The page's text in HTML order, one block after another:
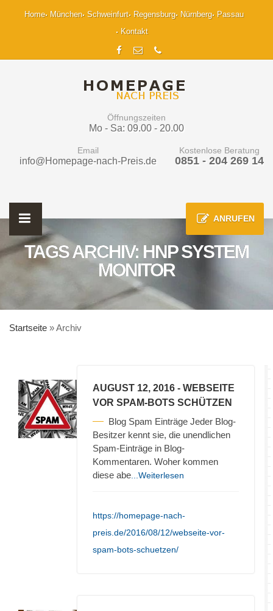
Home München Schweinfurt Regensburg Nürnberg
Passau
Kontakt
Öffnungszeiten
Mo - Sa: 09.00 - 20.00
Email
info@Homepage-nach-Preis.de
Kostenlose Beratung
0851 - 204 269 14
ANRUFEN
TAGS ARCHIV: HNP SYSTEM
MONITOR
Startseite »Archiv
AUGUST 12, 2016 - WEBSEITE
VOR SPAM-BOTS SCHÜTZEN
Blog Spam Einträge Jeder Blog-
Besitzer kennt sie, die unendlichen
Spam-Einträge in Blog-
Kommentaren. Woher kommen
diese abe ...Weiterlesen
https://homepage-nach-
preis.de/2016/08/12/webseite-vor-
spam-bots-schuetzen/